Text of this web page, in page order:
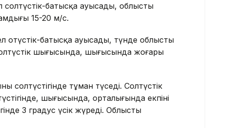
батысқа ауысады, облыстың
15-20 м/с.
оңтүстік-батысқа ауысады, түнде облыстың
шығысында, шығысында жоғары
солтүстігінде тұман түседі. Солтүстік
шығысында, орталығында екпіні
3 градус үсік жүреді. Облыстың